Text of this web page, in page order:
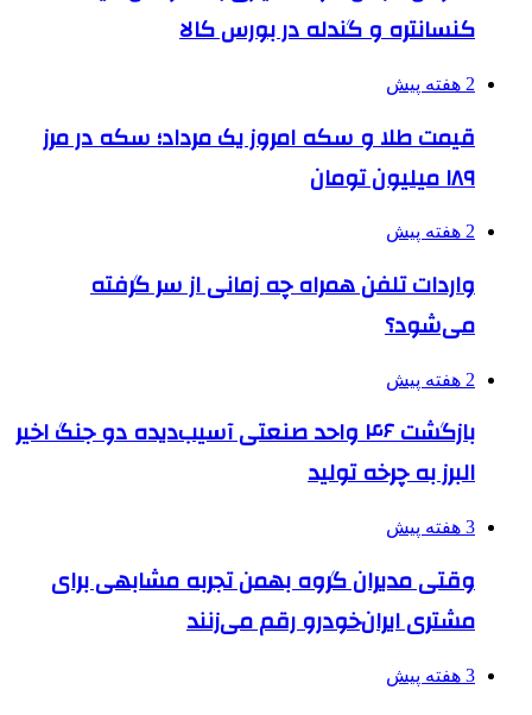
کنسانتره و گندله در بورس کالا
2 هفته پیش
قیمت طلا و سکه امروز یک مرداد؛ سکه در مرز
۱۸۹ میلیون تومان
2 هفته پیش
واردات تلفن همراه چه زمانی از سر گرفته
می‌شود؟
2 هفته پیش
بازگشت ۴۶ واحد صنعتی آسیب‌دیده دو جنگ اخیر
البرز به چرخه تولید
3 هفته پیش
وقتی مدیران گروه بهمن تجربه مشابهی برای
مشتری ایران‌خودرو رقم می‌زنند
3 هفته پیش